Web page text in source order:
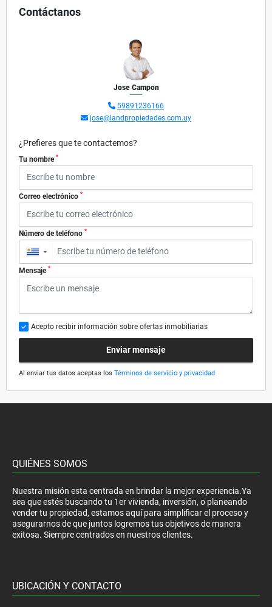
Contáctanos
Jose Campon
59891236166
jose@landpropiedades.com.uy
¿Prefieres que te contactemos?
Tu nombre *
Correo electrónico *
Número de teléfono *
▼
Mensaje *
Acepto recibir información sobre ofertas inmobiliarias
Enviar mensaje
Al enviar tus datos aceptas los Términos de servicio y privacidad
QUIÉNES SOMOS
Nuestra misión esta centrada en brindar la mejor experiencia.Ya
sea que estés buscando tu 1er vivienda, inversión, o planeando
vender tu propiedad, estamos aquí para simplificar el proceso y
asegurarnos de que juntos logremos tus objetivos de manera
exitosa. Siempre centrados en nuestros clientes.
UBICACIÓN Y CONTACTO